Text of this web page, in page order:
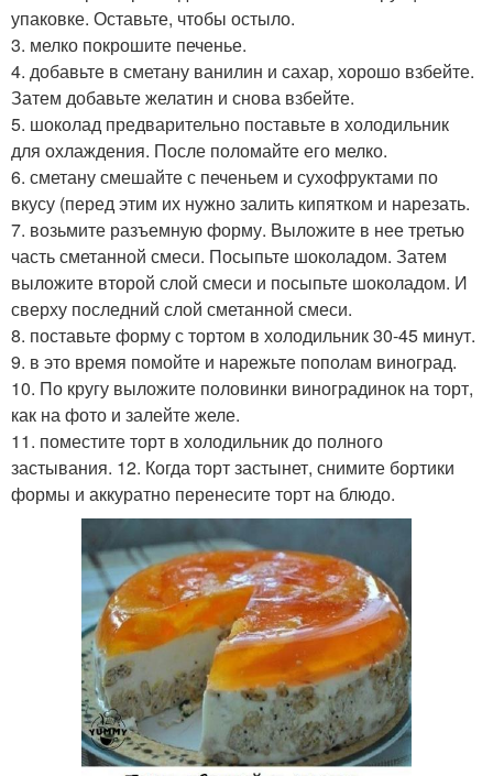
упаковке. Оставьте, чтобы остыло.
3. мелко покрошите печенье.
4. добавьте в сметану ванилин и сахар, хорошо взбейте.
Затем добавьте желатин и снова взбейте.
5. шоколад предварительно поставьте в холодильник
для охлаждения. После поломайте его мелко.
6. сметану смешайте с печеньем и сухофруктами по
вкусу (перед этим их нужно залить кипятком и нарезать.
7. возьмите разъемную форму. Выложите в нее третью
часть сметанной смеси. Посыпьте шоколадом. Затем
выложите второй слой смеси и посыпьте шоколадом. И
сверху последний слой сметанной смеси.
8. поставьте форму с тортом в холодильник 30-45 минут.
9. в это время помойте и нарежьте пополам виноград.
10. По кругу выложите половинки виноградинок на торт,
как на фото и залейте желе.
11. поместите торт в холодильник до полного
застывания. 12. Когда торт застынет, снимите бортики
формы и аккуратно перенесите торт на блюдо.